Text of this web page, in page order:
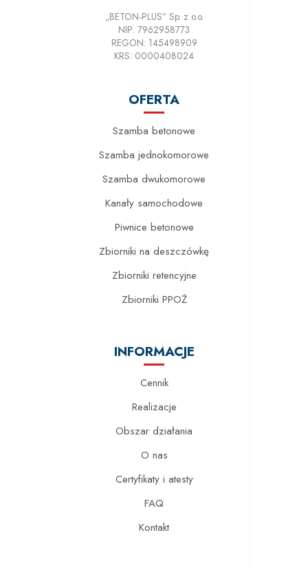
„BETON-PLUS” Sp. z o.o.
NIP: 7962958773
REGON: 145498909
KRS: 0000408024
OFERTA
Szamba betonowe
Szamba jednokomorowe
Szamba dwukomorowe
Kanały samochodowe
Piwnice betonowe
Zbiorniki na deszczówkę
Zbiorniki retencyjne
Zbiorniki PPOŻ
INFORMACJE
Cennik
Realizacje
Obszar działania
O nas
Certyfikaty i atesty
FAQ
Kontakt